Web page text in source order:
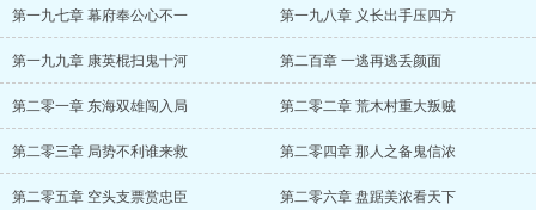
第一九七章 幕府奉公心不一 第一九八章 义长出手压四方
第一九九章 康英棍扫鬼十河 第二百章 一逃再逃丢颜面
第二零一章 东海双雄闯入局 第二零二章 荒木村重大叛贼
第二零三章 局势不利谁来救 第二零四章 那人之备鬼信浓
第二零五章 空头支票赏忠臣 第二零六章 盘踞美浓看天下